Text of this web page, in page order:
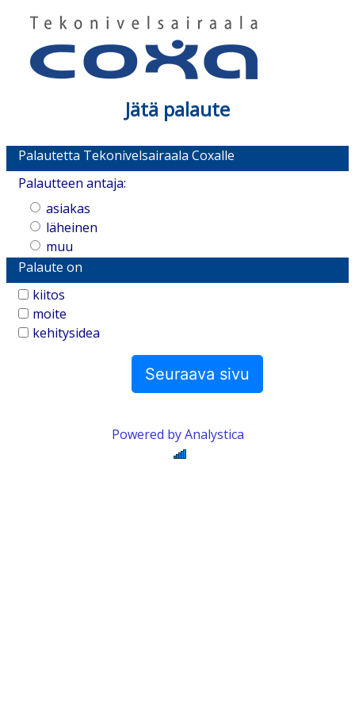
Jätä palaute
Palautetta Tekonivelsairaala Coxalle
Palautteen antaja:
asiakas
läheinen
muu
Palaute on
kiitos
moite
kehitysidea
Powered by Analystica